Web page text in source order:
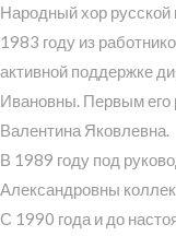
Народный хор русской
1983 году из
активной поддержке
Ивановны. Первым его
Валентина Яковлевна.
В 1989 году под
Александровны
С 1990 года и до